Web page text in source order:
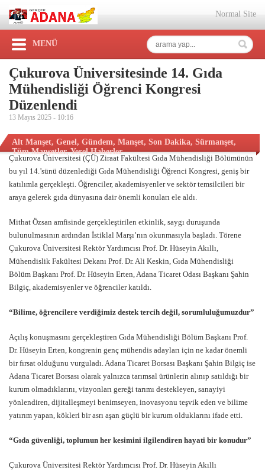
Normal Site
MENÜ
Çukurova Üniversitesinde 14. Gıda
Mühendisliği Öğrenci Kongresi
Düzenlendi
13 Mayıs 2025 - 10:16
Alt Manşet, Genel, Gündem, Manşet, Son Dakika, Sürmanşet,
Tüm Manşetler,Yerel Haberler
Çukurova Üniversitesi (ÇÜ) Ziraat Fakültesi Gıda Mühendisliği Bölümünün
bu yıl 14.’sünü düzenlediği Gıda Mühendisliği Öğrenci Kongresi, geniş bir
katılımla gerçekleşti. Öğrenciler, akademisyenler ve sektör temsilcileri bir
araya gelerek gıda dünyasına dair önemli konuları ele aldı.
Mithat Özsan amfisinde gerçekleştirilen etkinlik, saygı duruşunda
bulunulmasının ardından İstiklal Marşı’nın okunmasıyla başladı. Törene
Çukurova Üniversitesi Rektör Yardımcısı Prof. Dr. Hüseyin Akıllı,
Mühendislik Fakültesi Dekanı Prof. Dr. Ali Keskin, Gıda Mühendisliği
Bölüm Başkanı Prof. Dr. Hüseyin Erten, Adana Ticaret Odası Başkanı Şahin
Bilgiç, akademisyenler ve öğrenciler katıldı.
“Bilime, öğrencilere verdiğimiz destek tercih değil, sorumluluğumuzdur”
Açılış konuşmasını gerçekleştiren Gıda Mühendisliği Bölüm Başkanı Prof.
Dr. Hüseyin Erten, kongrenin genç mühendis adayları için ne kadar önemli
bir fırsat olduğunu vurguladı. Adana Ticaret Borsası Başkanı Şahin Bilgiç ise
Adana Ticaret Borsası olarak yalnızca tarımsal ürünlerin alınıp satıldığı bir
kurum olmadıklarını, vizyonları gereği tarımı destekleyen, sanayiyi
yönlendiren, dijitalleşmeyi benimseyen, inovasyonu teşvik eden ve bilime
yatırım yapan, kökleri bir asrı aşan güçlü bir kurum olduklarını ifade etti.
“Gıda güvenliği, toplumun her kesimini ilgilendiren hayati bir konudur”
Çukurova Üniversitesi Rektör Yardımcısı Prof. Dr. Hüseyin Akıllı